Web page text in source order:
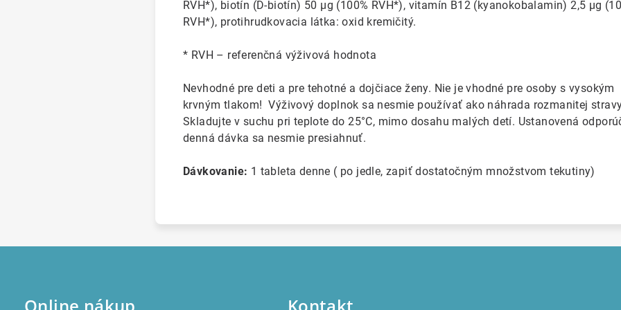
RVH*), biotín (D-biotín) 50 μg (100% RVH*), vitamín B12 (kyanokobalamin) 2,5 μg
RVH*), protihrudkovacia látka: oxid kremičitý.
* RVH – referenčná výživová hodnota
Nevhodné pre deti a pre tehotné a dojčiace ženy. Nie je vhodné pre osoby s vysokým
krvným tlakom! Výživový doplnok sa nesmie používať ako náhrada rozmanitej
Skladujte v suchu pri teplote do 25°C, mimo dosahu malých detí. Ustanovená
denná dávka sa nesmie presiahnuť.
Dávkovanie: 1 tableta denne ( po jedle, zapiť dostatočným množstvom tekutiny)
Online nákup Kontakt